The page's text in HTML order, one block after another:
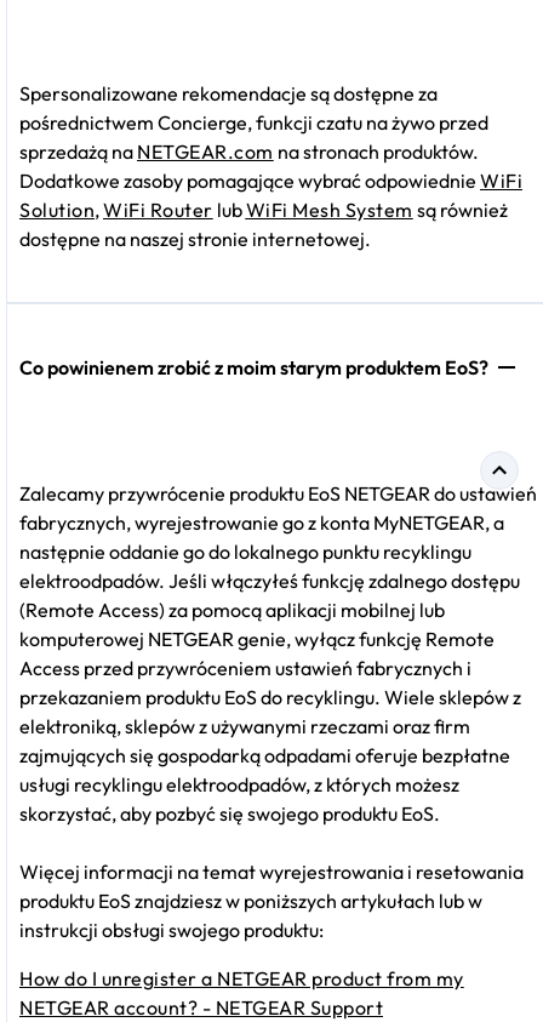
Spersonalizowane rekomendacje są dostępne za
pośrednictwem Concierge, funkcji czatu na żywo przed
sprzedażą na NETGEAR.com na stronach produktów.
Dodatkowe zasoby pomagające wybrać odpowiednie WiFi
Solution,WiFi Router lubWiFi Mesh System są również
dostępne na naszej stronie internetowej.
Co powinienem zrobić z moim starym produktem EoS?
Zalecamy przywrócenie produktu EoS NETGEAR do ustawień
fabrycznych, wyrejestrowanie go z konta MyNETGEAR, a
następnie oddanie go do lokalnego punktu recyklingu
elektroodpadów. Jeśli włączyłeś funkcję zdalnego dostępu
(Remote Access) za pomocą aplikacji mobilnej lub
komputerowej NETGEAR genie, wyłącz funkcję Remote
Access przed przywróceniem ustawień fabrycznych i
przekazaniem produktu EoS do recyklingu. Wiele sklepów z
elektroniką, sklepów z używanymi rzeczami oraz firm
zajmujących się gospodarką odpadami oferuje bezpłatne
usługi recyklingu elektroodpadów, z których możesz
skorzystać, aby pozbyć się swojego produktu EoS.
Więcej informacji na temat wyrejestrowania i resetowania
produktu EoS znajdziesz w poniższych artykułach lub w
instrukcji obsługi swojego produktu:
How do I unregister a NETGEAR product from my
NETGEAR account? - NETGEAR Support